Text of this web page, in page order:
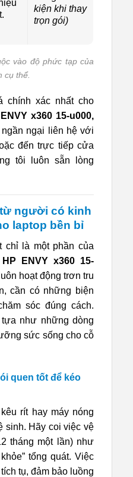
kiện khi thay
trọn gói)
vào độ phức tạp của
cụ thể.
chính xác nhất cho
x360 15-u000,
ngại liên hệ với
đến trực tiếp cửa
tôi luôn sẵn lòng
người có kinh
laptop bền bỉ
chỉ là một phần của
HP ENVY x360 15-
hoạt động trơn tru
cần có những biện
sóc đúng cách.
như những dòng
sức sống cho cỗ
quen tốt để kéo
rít hay máy nóng
sinh. Hãy coi việc vệ
tháng một lần) như
tổng quát. Việc
tụ, đảm bảo luồng